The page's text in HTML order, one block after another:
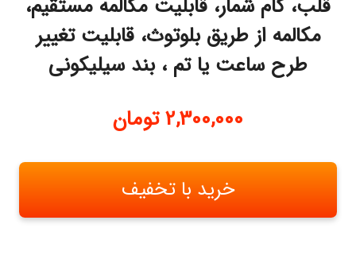
قلب، گام شمار، قابلیت مکالمه مستقیم،
مکالمه از طریق بلوتوث، قابلیت تغییر
طرح ساعت یا تم ، بند سیلیکونی
2,300,000 تومان
خرید با تخفیف